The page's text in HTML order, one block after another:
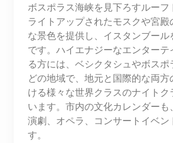
ボスポラス海峡を見下ろすルーフ
ライトアップされたモスクや宮殿
な景色を提供し、イスタンブー
です。ハイエナジーなエンター
る方には、ベシクタシュやボス
どの地域で、地元と国際的な両
ける様々な世界クラスのナイトク
います。市内の文化カレンダーも
演劇、オペラ、コンサートイベ
す。